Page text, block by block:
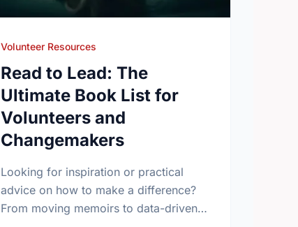
Volunteer Resources
Read to Lead: The
Ultimate Book List for
Volunteers and
Changemakers
Looking for inspiration or practical
advice on how to make a difference?
From moving memoirs to data-driven